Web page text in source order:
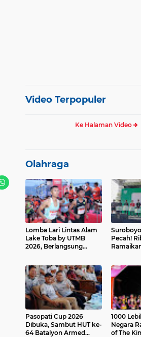
Video Terpopuler
Ke Halaman Video
Olahraga
Lomba Lari Lintas Alam
Lake Toba by UTMB
2026, Berlangsung
Pecah!
Pasopati Cup 2026
Dibuka, Sambut HUT ke-
64 Batalyon Armed
1000
Negara
of The